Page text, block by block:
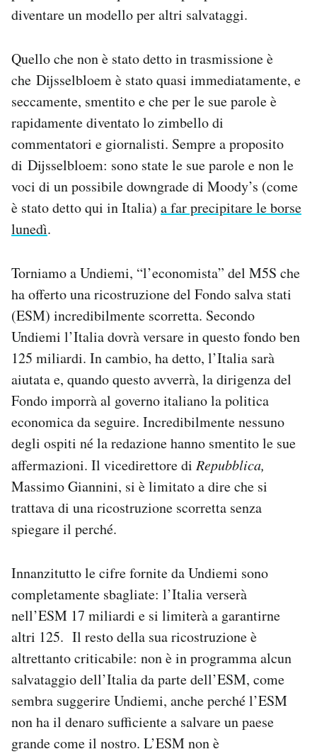
diventare un modello per altri salvataggi.
Quello che non è stato detto in trasmissione è
che Dijsselbloem è stato quasi immediatamente, e
seccamente, smentito e che per le sue parole è
rapidamente diventato lo zimbello di
commentatori e giornalisti. Sempre a proposito
di Dijsselbloem: sono state le sue parole e non le
voci di un possibile downgrade di Moody’s (come
è stato detto qui in Italia) a far precipitare le borse
lunedì.
Torniamo a Undiemi, “l’economista” del M5S che
ha offerto una ricostruzione del Fondo salva stati
(ESM) incredibilmente scorretta. Secondo
Undiemi l’Italia dovrà versare in questo fondo ben
125 miliardi. In cambio, ha detto, l’Italia sarà
aiutata e, quando questo avverrà, la dirigenza del
Fondo imporrà al governo italiano la politica
economica da seguire. Incredibilmente nessuno
degli ospiti né la redazione hanno smentito le sue
affermazioni. Il vicedirettore di Repubblica,
Massimo Giannini, si è limitato a dire che si
trattava di una ricostruzione scorretta senza
spiegare il perché.
Innanzitutto le cifre fornite da Undiemi sono
completamente sbagliate: l’Italia verserà
nell’ESM 17 miliardi e si limiterà a garantirne
altri 125. Il resto della sua ricostruzione è
altrettanto criticabile: non è in programma alcun
salvataggio dell’Italia da parte dell’ESM, come
sembra suggerire Undiemi, anche perché l’ESM
non ha il denaro sufficiente a salvare un paese
grande come il nostro. L’ESM non è